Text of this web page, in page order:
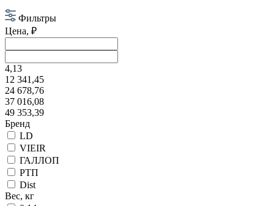
Фильтры
Цена, ₽
4,13
12 341,45
24 678,76
37 016,08
49 353,39
Бренд
LD
VIEIR
ГАЛЛОП
РТП
Dist
Вес, кг